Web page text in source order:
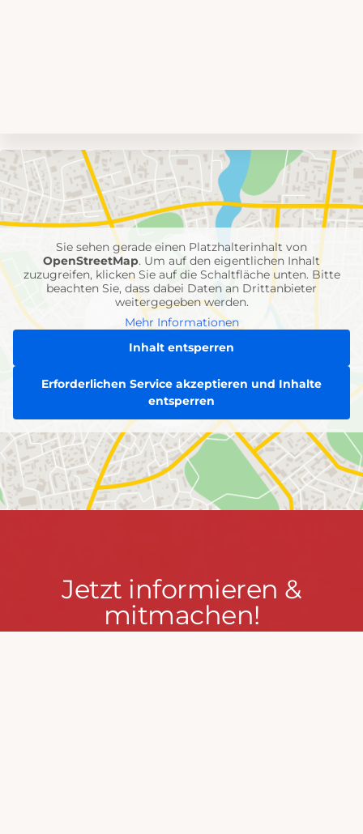
Umgebungskarte
mit
Feuerwehr-
Einheiten
Sie sehen gerade einen Platzhalterinhalt von
OpenStreetMap. Um auf den eigentlichen Inhalt
zuzugreifen, klicken Sie auf die Schaltfläche unten. Bitte
beachten Sie, dass dabei Daten an Drittanbieter
weitergegeben werden.
Mehr Informationen
Inhalt entsperren
Erforderlichen Service akzeptieren und Inhalte
entsperren
Jetzt
informieren
&
Jetzt informieren &
mitmachen!